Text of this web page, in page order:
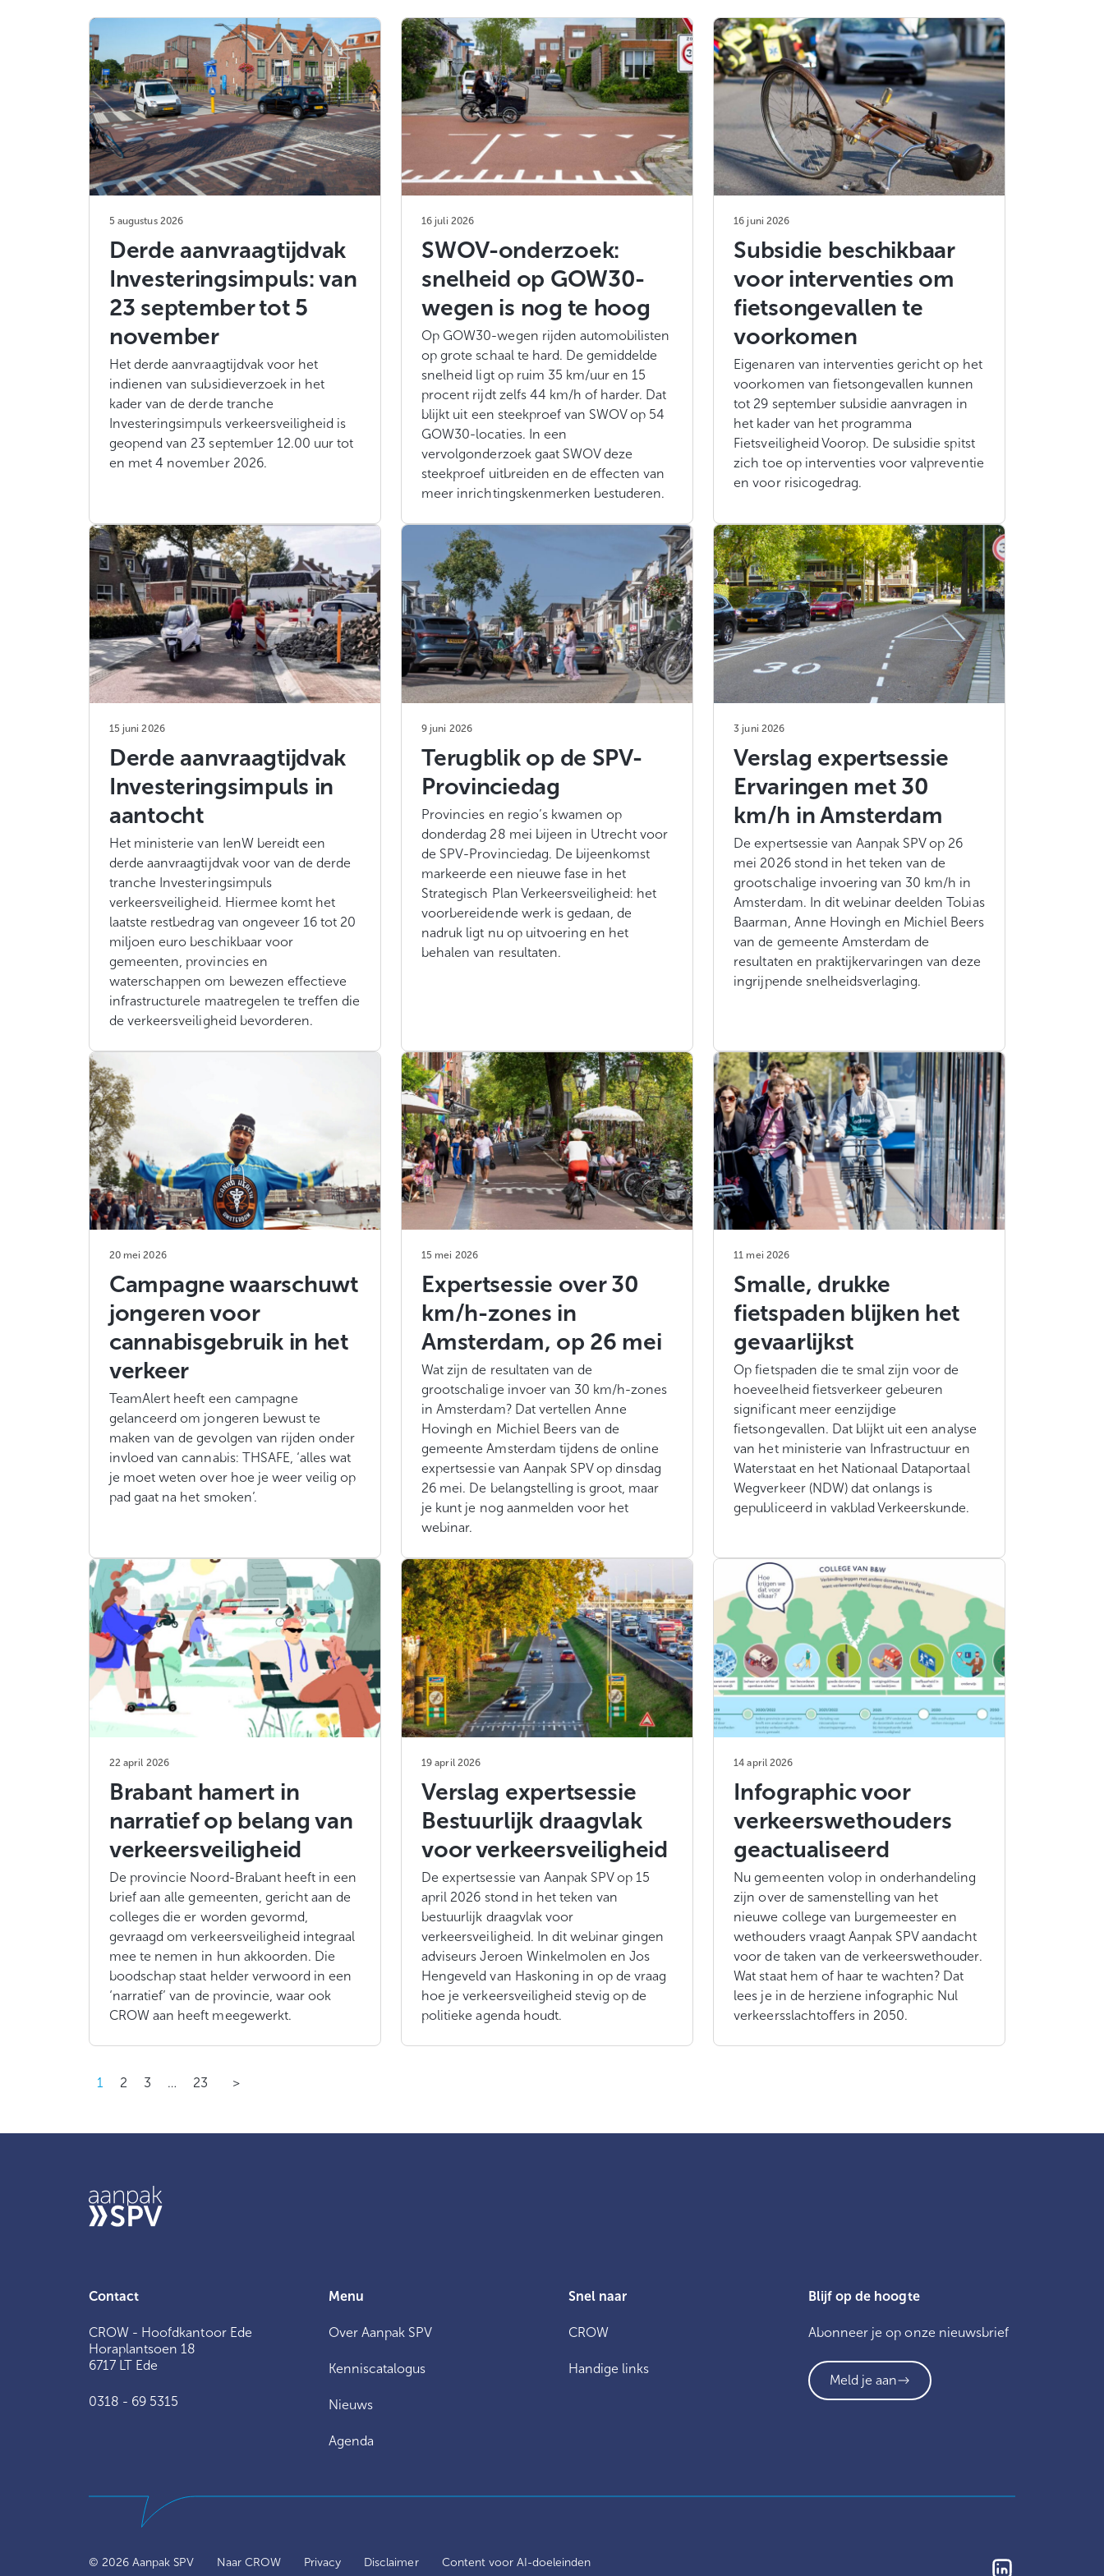
5 augustus 2026
Derde aanvraagtijdvak
Investeringsimpuls: van
23 september tot 5
november
Het derde aanvraagtijdvak voor het
indienen van subsidieverzoek in het
kader van de derde tranche
Investeringsimpuls verkeersveiligheid is
geopend van 23 september 12.00 uur tot
en met 4 november 2026.
16 juli 2026
SWOV-onderzoek:
snelheid op GOW30-
wegen is nog te hoog
Op GOW30-wegen rijden automobilisten
op grote schaal te hard. De gemiddelde
snelheid ligt op ruim 35 km/uur en 15
procent rijdt zelfs 44 km/h of harder. Dat
blijkt uit een steekproef van SWOV op 54
GOW30-locaties. In een
vervolgonderzoek gaat SWOV deze
steekproef uitbreiden en de effecten van
meer inrichtingskenmerken bestuderen.
16 juni 2026
Subsidie beschikbaar
voor interventies om
fietsongevallen te
voorkomen
Eigenaren van interventies gericht op het
voorkomen van fietsongevallen kunnen
tot 29 september subsidie aanvragen in
het kader van het programma
Fietsveiligheid Voorop. De subsidie spitst
zich toe op interventies voor valpreventie
en voor risicogedrag.
15 juni 2026
Derde aanvraagtijdvak
Investeringsimpuls in
aantocht
Het ministerie van IenW bereidt een
derde aanvraagtijdvak voor van de derde
tranche Investeringsimpuls
verkeersveiligheid. Hiermee komt het
laatste restbedrag van ongeveer 16 tot 20
miljoen euro beschikbaar voor
gemeenten, provincies en
waterschappen om bewezen effectieve
infrastructurele maatregelen te treffen die
de verkeersveiligheid bevorderen.
9 juni 2026
Terugblik op de SPV-
Provinciedag
Provincies en regio’s kwamen op
donderdag 28 mei bijeen in Utrecht voor
de SPV-Provinciedag. De bijeenkomst
markeerde een nieuwe fase in het
Strategisch Plan Verkeersveiligheid: het
voorbereidende werk is gedaan, de
nadruk ligt nu op uitvoering en het
behalen van resultaten.
3 juni 2026
Verslag expertsessie
Ervaringen met 30
km/h in Amsterdam
De expertsessie van Aanpak SPV op 26
mei 2026 stond in het teken van de
grootschalige invoering van 30 km/h in
Amsterdam. In dit webinar deelden Tobias
Baarman, Anne Hovingh en Michiel Beers
van de gemeente Amsterdam de
resultaten en praktijkervaringen van deze
ingrijpende snelheidsverlaging.
20 mei 2026
Campagne waarschuwt
jongeren voor
cannabisgebruik in het
verkeer
TeamAlert heeft een campagne
gelanceerd om jongeren bewust te
maken van de gevolgen van rijden onder
invloed van cannabis: THSAFE, ‘alles wat
je moet weten over hoe je weer veilig op
pad gaat na het smoken’.
15 mei 2026
Expertsessie over 30
km/h-zones in
Amsterdam, op 26 mei
Wat zijn de resultaten van de
grootschalige invoer van 30 km/h-zones
in Amsterdam? Dat vertellen Anne
Hovingh en Michiel Beers van de
gemeente Amsterdam tijdens de online
expertsessie van Aanpak SPV op dinsdag
26 mei. De belangstelling is groot, maar
je kunt je nog aanmelden voor het
webinar.
11 mei 2026
Smalle, drukke
fietspaden blijken het
gevaarlijkst
Op fietspaden die te smal zijn voor de
hoeveelheid fietsverkeer gebeuren
significant meer eenzijdige
fietsongevallen. Dat blijkt uit een analyse
van het ministerie van Infrastructuur en
Waterstaat en het Nationaal Dataportaal
Wegverkeer (NDW) dat onlangs is
gepubliceerd in vakblad Verkeerskunde.
22 april 2026
Brabant hamert in
narratief op belang van
verkeersveiligheid
De provincie Noord-Brabant heeft in een
brief aan alle gemeenten, gericht aan de
colleges die er worden gevormd,
gevraagd om verkeersveiligheid integraal
mee te nemen in hun akkoorden. Die
boodschap staat helder verwoord in een
‘narratief’ van de provincie, waar ook
CROW aan heeft meegewerkt.
19 april 2026
Verslag expertsessie
Bestuurlijk draagvlak
voor verkeersveiligheid
De expertsessie van Aanpak SPV op 15
april 2026 stond in het teken van
bestuurlijk draagvlak voor
verkeersveiligheid. In dit webinar gingen
adviseurs Jeroen Winkelmolen en Jos
Hengeveld van Haskoning in op de vraag
hoe je verkeersveiligheid stevig op de
politieke agenda houdt.
14 april 2026
Infographic voor
verkeerswethouders
geactualiseerd
Nu gemeenten volop in onderhandeling
zijn over de samenstelling van het
nieuwe college van burgemeester en
wethouders vraagt Aanpak SPV aandacht
voor de taken van de verkeerswethouder.
Wat staat hem of haar te wachten? Dat
lees je in de herziene infographic Nul
verkeersslachtoffers in 2050.
1 2 3 … 23 >
Contact
CROW - Hoofdkantoor Ede
Horaplantsoen 18
6717 LT Ede
0318 - 69 5315
Menu
Over Aanpak SPV
Kenniscatalogus
Nieuws
Agenda
Snel naar
CROW
Handige links
Blijf op de hoogte
Abonneer je op onze nieuwsbrief
Meld je aan
© 2026 Aanpak SPV Naar CROW Privacy Disclaimer Content voor AI-doeleinden